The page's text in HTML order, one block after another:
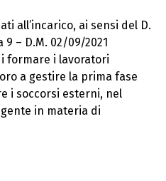
all’incarico, ai sensi del D.
9 – D.M. 02/09/2021
formare i lavoratori
a gestire la prima fase
i soccorsi esterni, nel
in materia di